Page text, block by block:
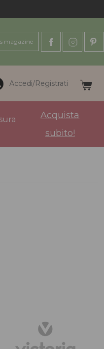
magazine
Accedi/Registrati
Acquista
subito!